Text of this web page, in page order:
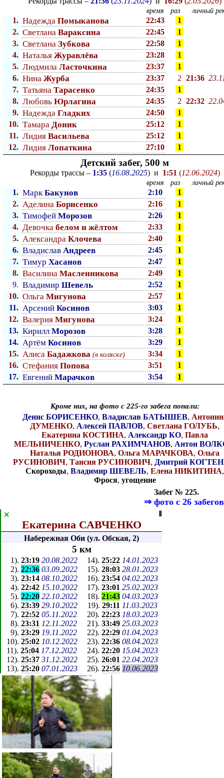
время раз личный
1. Надежда Помыканова 22:43
1
2. Светлана Вараксина 22:45
1
3. Светлана Зубкова 22:58
1
4. Наталья Журавлёва 23:28
1
5. Людмила Ласточкина 23:37
1
6. Нина Журба 23:37 2 21:36
7. Татьяна Тарасенко 24:35
1
8. Любовь Юрлагина 24:35 2 22:32
9. Надежда Гладких 24:50
1
10. Тамара Доник 25:12
1
11. Лидия Васильева 25:12
1
12. Лидия Лопаткина 27:10 1
Детский забег, 500 м
Рекорды трассы – 1:35(16.08.2025)и 1:51 (12.06.2024)
время раз личный
1. МаркБакунов 2:10
1
2. Аделина Борисенко 2:16
1
3. Тимофей Морозов 2:26
1
4. Девочка белом и жёлтом 2:33
1
5. Александра Клочева 2:40
1
6. Владислав Андреев 2:45
1
7. Тимур Хасанов 2:47
1
8. Василина Масленникова 2:49
1
9. Владимир Шевель 2:52
1
10. Ольга Мигунова 2:57
1
11. Арсений Косинов 3:03
1
12. Валерия Мигунова 3:24
1
13. Кирилл Морозов 3:28
1
14. Артём Косинов 3:29
1
15. Алиса Бадажкова (в коляске) 3:34
1
16. Стефания Попова 3:51
1
17. Евгений Марачков 3:54 1
Кроме них, на фото с 225-го забега попали:
Денис БОРИСЕНКО, Владислав БАТЫШЕВ,
ДУМЕНКО, Алексей ПАВЛОВ,Светлана ГОЛУБЬ,
Екатерина КОСТИНА, Александр КО,Павла
МЕЛЬНИЧЕНКО, Руслан РАХИМЧАНОВ, Антон
Наталья РОДИОНОВА,Ольга МАРАЧКОВА,Ольга
РУСИНОВИЧ,Таисия РУСИНОВИЧ, Дмитрий
Скороходы,Владимир ШЕВЕЛЬ,Елена НИКИТИНА,
Фрося, угощение
Забег № 225.
⇒ фото с 26 забегов
⦀
×
Екатерина САВЧЕНКО
Набережная Оби (ул. Обская, 2)
5 км
1). 23:19 20.08.2022 14). 25:22 14.01.2023
2). 22:36 03.09.2022 15). 28:03 28.01.2023
3). 23:14 08.10.2022 16). 23:54 04.02.2023
4). 22:42 15.10.2022 17). 23:01 25.02.2023
5). 22:20 22.10.2022 18). 21:43 04.03.2023
6). 23:39 29.10.2022 19). 29:11 11.03.2023
7).22:52 05.11.2022 20). 22:23 18.03.2023
8).23:31 12.11.2022 21). 33:49 25.03.2023
9).23:29 19.11.2022 22). 22:29 01.04.2023
10). 25:02 10.12.2022 23). 22:36 08.04.2023
11).25:04 17.12.2022 24). 22:20 15.04.2023
12). 25:37 31.12.2022 25). 26:01 22.04.2023
13). 25:20 07.01.2023 26). 22:56 10.06.2023